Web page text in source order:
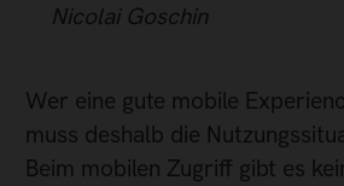
Nicolai Goschin
Wer eine gute mobile
muss deshalb die
Beim mobilen Zugriff gibt es